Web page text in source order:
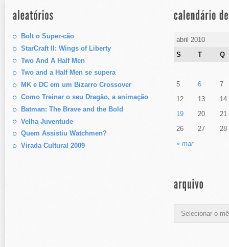
Bolt o Super-cão
StarCraft II: Wings of Liberty
Two And A Half Men
Two and a Half Men se supera
MK e DC em um Bizarro Crossover
Como Treinar o seu Dragão, a animação
Batman: The Brave and the Bold
Velha Juventude
Quem Assistiu Watchmen?
Virada Cultural 2009
abril 2010
S
T Q
« mar
5 6
7
12
13
14
19
20
21
26
27 28